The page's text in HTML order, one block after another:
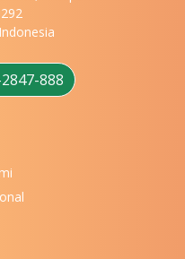
MATARAM
MULAWARMAN
MUSAMUS
NEGERI KHAIRUN
888